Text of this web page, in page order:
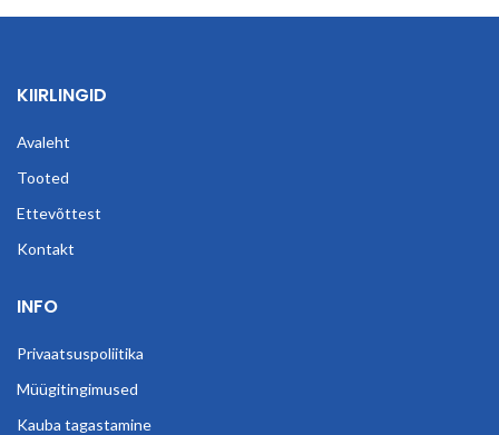
KIIRLINGID
Avaleht
Tooted
Ettevõttest
Kontakt
INFO
Privaatsuspoliitika
Müügitingimused
Kauba tagastamine